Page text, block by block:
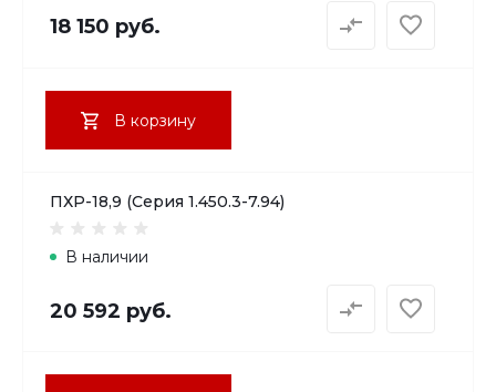
18 150 руб.
В корзину
ПХР-18,9 (Серия 1.450.3-7.94)
В наличии
20 592 руб.